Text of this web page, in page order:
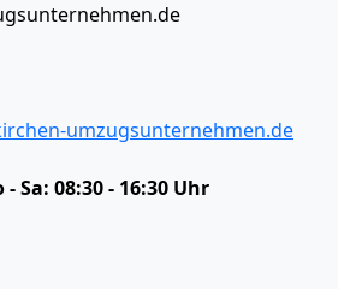
umzugsunternehmen.de
- Sa: 08:30 - 16:30 Uhr